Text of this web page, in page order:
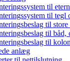
til
til tegl
til
til båd,
til
anlæg